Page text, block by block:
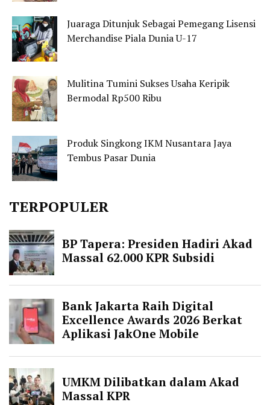
Juaraga Ditunjuk Sebagai Pemegang Lisensi
Merchandise Piala Dunia U-17
Mulitina Tumini Sukses Usaha Keripik
Bermodal Rp500 Ribu
Produk Singkong IKM Nusantara Jaya
Tembus Pasar Dunia
TERPOPULER